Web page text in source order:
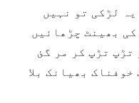
لڑکی تو نہیں
بھینٹ چڑھائیں
تڑپ تڑپ کر مر گئ
بھیانک بلا